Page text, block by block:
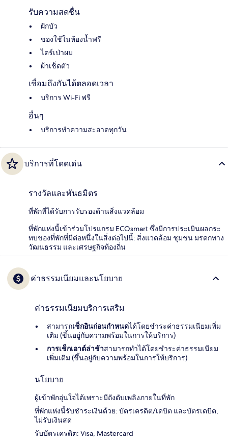
รับความสดชื่น
ฝักบัว
ของใช้ในห้องน้ำฟรี
ไดร์เป่าผม
ผ้าเช็ดตัว
เชื่อมถึงกันได้ตลอดเวลา
บริการ Wi-Fi ฟรี
อื่นๆ
บริการทำความสะอาดทุกวัน
บริการที่โดดเด่น
รางวัลและพันธมิตร
ที่พักที่ได้รับการรับรองด้านสิ่งแวดล้อม
ที่พักแห่งนี้เข้าร่วมโปรแกรม ECOsmart ซึ่งมีการประเมินผลกระ
ทบของที่พักที่มีต่อหนึ่งในสิ่งต่อไปนี้: สิ่งแวดล้อม ชุมชน มรดกทาง
วัฒนธรรม และเศรษฐกิจท้องถิ่น
ค่าธรรมเนียมและนโยบาย
ค่าธรรมเนียมบริการเสริม
สามารถเช็กอินก่อนกำหนดได้โดยชำระค่าธรรมเนียมเพิ่ม
เติม (ขึ้นอยู่กับความพร้อมในการให้บริการ)
การเช็กเอาต์ล่าช้าสามารถทำได้โดยชำระค่าธรรมเนียม
เพิ่มเติม (ขึ้นอยู่กับความพร้อมในการให้บริการ)
นโยบาย
ผู้เข้าพักอุ่นใจได้เพราะมีถังดับเพลิงภายในที่พัก
ที่พักแห่งนี้รับชำระเงินด้วย: บัตรเครดิต/เดบิต และบัตรเดบิต,
ไม่รับเงินสด
รับบัตรเครดิต: Visa, Mastercard